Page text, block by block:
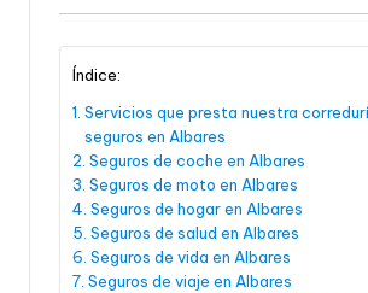
Índice:
Servicios que presta nuestra
seguros en Albares
Seguros de coche en Albares
Seguros de moto en Albares
Seguros de hogar en Albares
Seguros de salud en Albares
Seguros de vida en Albares
Seguros de viaje en Albares